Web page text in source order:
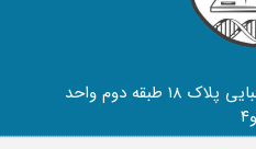
تهران، نازی اباد خیابان طباطبایی پلاک ۱۸ طبقه دوم واحد